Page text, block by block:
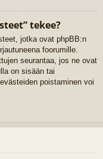
tekee?
jotka ovat phpBB:n
foorumille.
seurantaa, jos ne ovat
on sisään tai
poistaminen voi